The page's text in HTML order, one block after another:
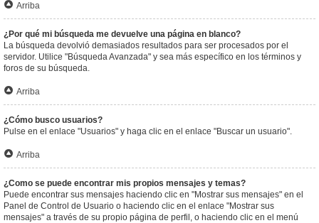
Arriba
¿Por qué mi búsqueda me devuelve una página en blanco?
La búsqueda devolvió demasiados resultados para ser procesados por el
servidor. Utilice "Búsqueda Avanzada" y sea más específico en los términos y
foros de su búsqueda.
Arriba
¿Cómo busco usuarios?
Pulse en el enlace "Usuarios" y haga clic en el enlace "Buscar un usuario".
Arriba
¿Como se puede encontrar mis propios mensajes y temas?
Puede encontrar sus mensajes haciendo clic en "Mostrar sus mensajes" en el
Panel de Control de Usuario o haciendo clic en el enlace "Mostrar sus
mensajes" a través de su propio página de perfil, o haciendo clic en el menú